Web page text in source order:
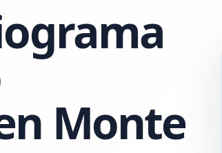
Monte